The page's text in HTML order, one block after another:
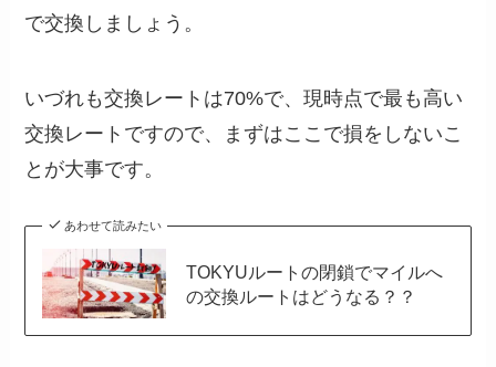
で交換しましょう。
いづれも交換レートは70%で、現時点で最も高い
交換レートですので、まずはここで損をしないこ
とが大事です。
あわせて読みたい
TOKYUルートの閉鎖でマイルへ
の交換ルートはどうなる？？